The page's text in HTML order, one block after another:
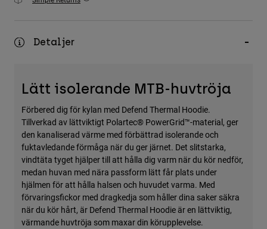
Visa alla
Detaljer
Lätt isolerande MTB-huvtröja
Förbered dig för kylan med Defend Thermal Hoodie.
Tillverkad av lättviktigt Polartec® PowerGrid™-material, ger
den kanaliserad värme med förbättrad isolerande och
fuktavledande förmåga när du ger järnet. Det slitstarka,
vindtäta tyget hjälper till att hålla dig varm när du kör nedför,
medan huvan med nära passform lätt får plats under
hjälmen för att hålla halsen och huvudet varma. Med
förvaringsfickor med dragkedja som håller dina saker säkra
när du kör hårt, är Defend Thermal Hoodie är en lättviktig,
värmande huvtröja som maxar din körupplevelse.